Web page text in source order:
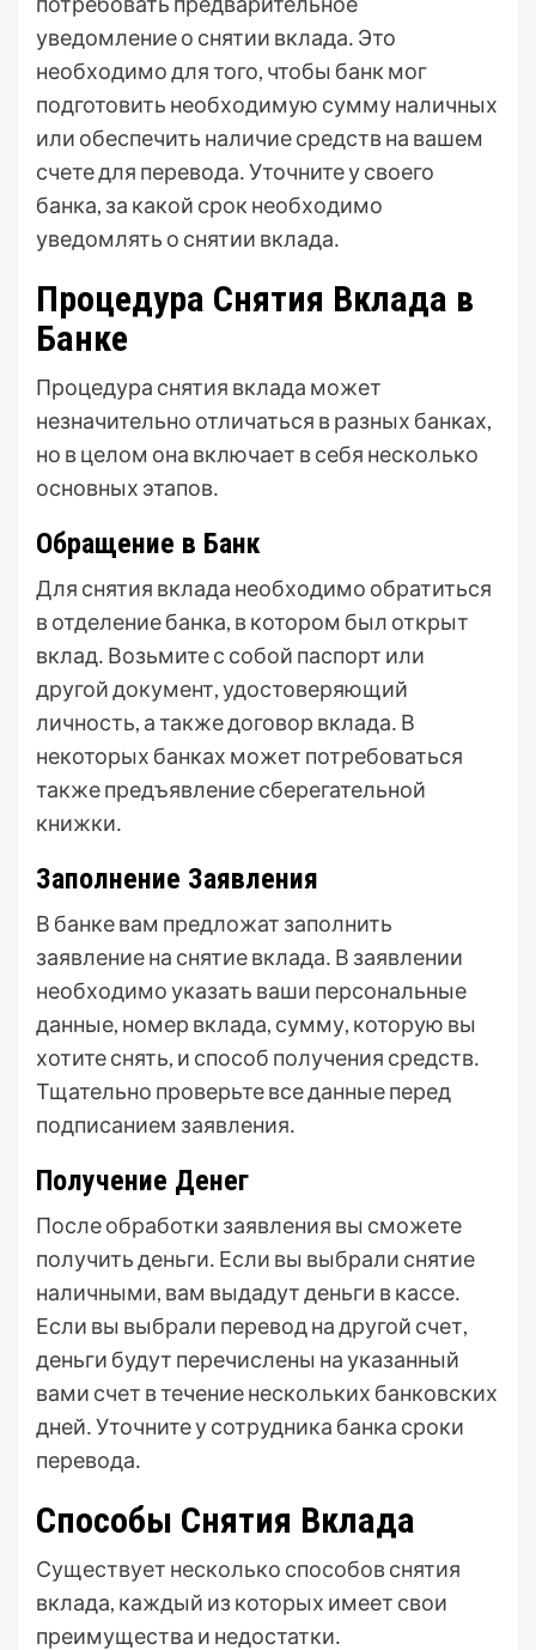
уведомление о снятии вклада․ Это
необходимо для того, чтобы банк мог
подготовить необходимую сумму наличных
или обеспечить наличие средств на вашем
счете для перевода․ Уточните у своего
банка, за какой срок необходимо
уведомлять о снятии вклада․
Процедура Снятия Вклада в
Банке
Процедура снятия вклада может
незначительно отличаться в разных банках,
но в целом она включает в себя несколько
основных этапов․
Обращение в Банк
Для снятия вклада необходимо обратиться
в отделение банка, в котором был открыт
вклад․ Возьмите с собой паспорт или
другой документ, удостоверяющий
личность, а также договор вклада․ В
некоторых банках может потребоваться
также предъявление сберегательной
книжки․
Заполнение Заявления
В банке вам предложат заполнить
заявление на снятие вклада․ В заявлении
необходимо указать ваши персональные
данные, номер вклада, сумму, которую вы
хотите снять, и способ получения средств․
Тщательно проверьте все данные перед
подписанием заявления․
Получение Денег
После обработки заявления вы сможете
получить деньги․ Если вы выбрали снятие
наличными, вам выдадут деньги в кассе․
Если вы выбрали перевод на другой счет,
деньги будут перечислены на указанный
вами счет в течение нескольких банковских
дней․ Уточните у сотрудника банка сроки
перевода․
Способы Снятия Вклада
Существует несколько способов снятия
вклада, каждый из которых имеет свои
преимущества и недостатки․